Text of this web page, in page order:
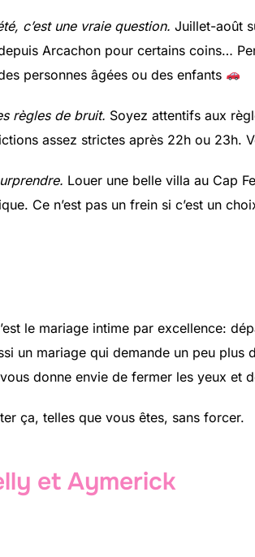
c’est une vraie question. Juillet-août
Arcachon pour certains coins…
personnes âgées ou des enfants
règles de bruit. Soyez attentifs aux
assez strictes après 22h ou 23h.
Louer une belle villa au Cap
Ce n’est pas un frein si c’est un
le mariage intime par excellence:
un mariage qui demande un peu
donne envie de fermer les yeux et
ça, telles que vous êtes, sans forcer.
et Aymerick